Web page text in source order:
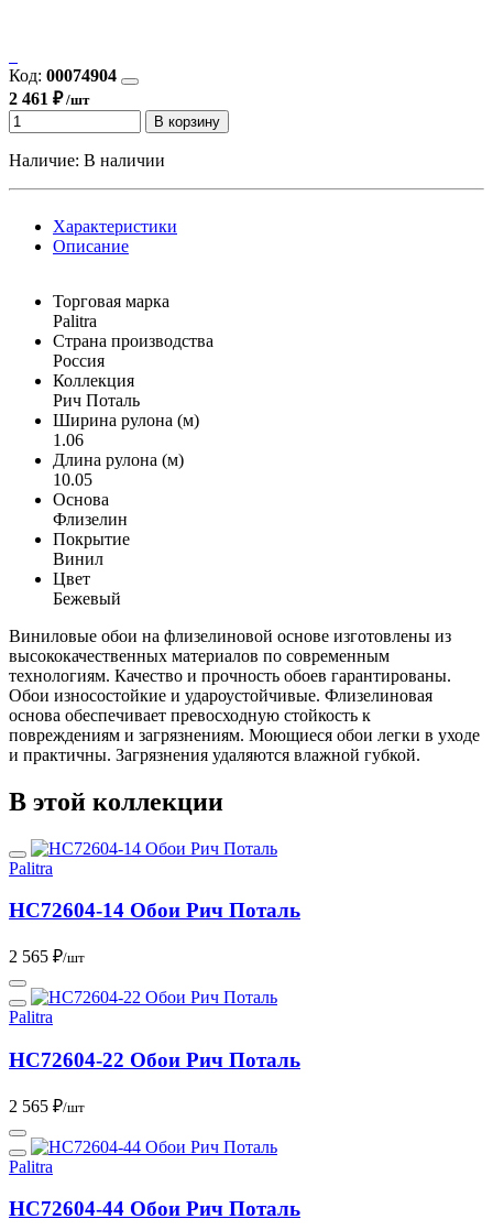
Код: 00074904
2 461 ₽/шт
В корзину
Наличие: В наличии
Характеристики
Описание
Торговая марка
Palitra
Страна производства
Россия
Коллекция
Рич Поталь
Ширина рулона (м)
1.06
Длина рулона (м)
10.05
Основа
Флизелин
Покрытие
Винил
Цвет
Бежевый
Виниловые обои на флизелиновой основе изготовлены из
высококачественных материалов по современным
технологиям. Качество и прочность обоев гарантированы.
Обои износостойкие и удароустойчивые. Флизелиновая
основа обеспечивает превосходную стойкость к
повреждениям и загрязнениям. Моющиеся обои легки в уходе
и практичны. Загрязнения удаляются влажной губкой.
В этой коллекции
Palitra
HC72604-14 Обои Рич Поталь
2 565 ₽/шт
Palitra
HC72604-22 Обои Рич Поталь
2 565 ₽/шт
Palitra
HC72604-44 Обои Рич Поталь